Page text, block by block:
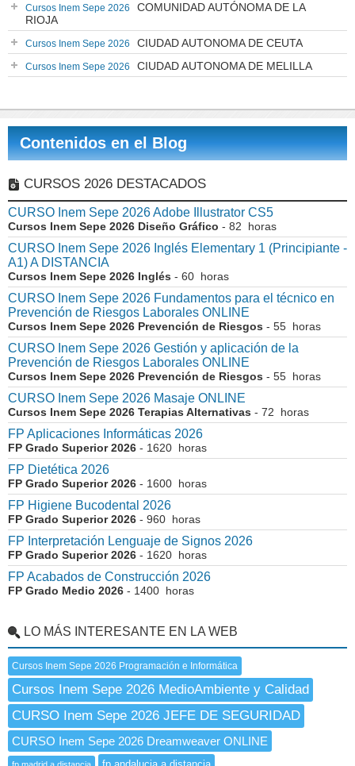
Cursos Inem Sepe 2026
COMUNIDAD AUTÓNOMA DE LA
RIOJA
Cursos Inem Sepe 2026 CIUDAD AUTONOMA DE CEUTA
Cursos Inem Sepe 2026 CIUDAD AUTONOMA DE MELILLA
Contenidos en el Blog
CURSOS 2026 DESTACADOS
CURSO Inem Sepe 2026 Adobe Illustrator CS5
Cursos Inem Sepe 2026 Diseño Gráfico - 82 horas
CURSO Inem Sepe 2026 Inglés Elementary 1 (Principiante -
A1) A DISTANCIA
Cursos Inem Sepe 2026 Inglés - 60 horas
CURSO Inem Sepe 2026 Fundamentos para el técnico en
Prevención de Riesgos Laborales ONLINE
Cursos Inem Sepe 2026 Prevención de Riesgos - 55 horas
CURSO Inem Sepe 2026 Gestión y aplicación de la
Prevención de Riesgos Laborales ONLINE
Cursos Inem Sepe 2026 Prevención de Riesgos - 55 horas
CURSO Inem Sepe 2026 Masaje ONLINE
Cursos Inem Sepe 2026 Terapias Alternativas - 72 horas
FP Aplicaciones Informáticas 2026
FP Grado Superior 2026 - 1620 horas
FP Dietética 2026
FP Grado Superior 2026 - 1600 horas
FP Higiene Bucodental 2026
FP Grado Superior 2026 - 960 horas
FP Interpretación Lenguaje de Signos 2026
FP Grado Superior 2026 - 1620 horas
FP Acabados de Construcción 2026
FP Grado Medio 2026 - 1400 horas
LO MÁS INTERESANTE EN LA WEB
Cursos Inem Sepe 2026 Programación e Informática
Cursos Inem Sepe 2026 MedioAmbiente y Calidad
CURSO Inem Sepe 2026 JEFE DE SEGURIDAD
CURSO Inem Sepe 2026 Dreamweaver ONLINE